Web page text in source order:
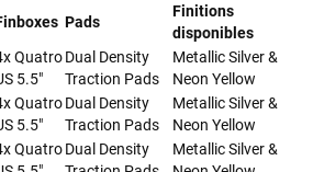
Pads
Finitions
disponibles
Quatro
5.5"
Dual Density
Traction Pads
Metallic Silver &
Neon Yellow
Quatro
5.5"
Dual Density
Traction Pads
Metallic Silver &
Neon Yellow
QuatroDual Density
Metallic Silver &